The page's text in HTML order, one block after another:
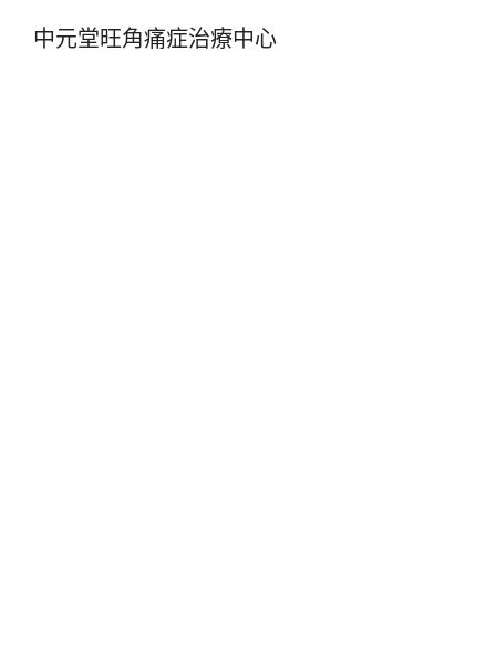
中元堂旺角痛症治療中心